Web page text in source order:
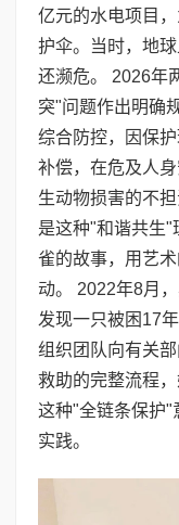
亿元的水电项目
护伞。当时，地
还濒危。 2026年
突"问题作出明确
综合防控，因保
补偿，在危及人
生动物损害的不
是这种"和谐共生
雀的故事，用艺
动。 2022年8月
发现一只被困17
组织团队向有关
救助的完整流程
这种"全链条保护"
实践。